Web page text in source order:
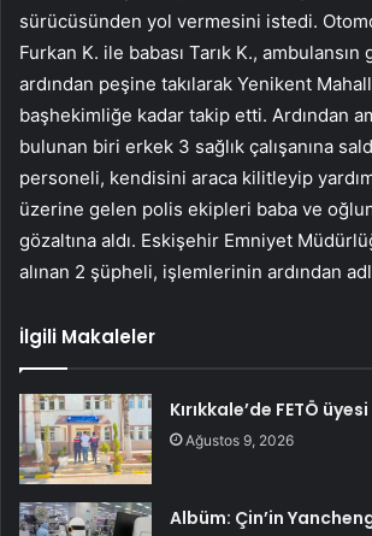
sürücüsünden yol vermesini istedi.
Furkan K. ile babası Tarık K., ambulansın
ardından peşine takılarak Yenikent
başhekimliğe kadar takip etti. Ardından
bulunan biri erkek 3 sağlık çalışanına
personeli, kendisini araca kilitleyip
üzerine gelen polis ekipleri baba ve
gözaltına aldı. Eskişehir Emniyet
alınan 2 şüpheli, işlemlerinin ardından
İlgili Makaleler
Kırıkkale’de FETÖ
Ağustos 9, 2026
Albüm: Çin’in